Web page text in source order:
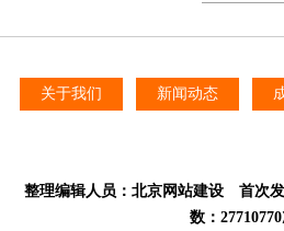
关于我们 新闻动态
整理编辑人员： 北京网站建设首次发
数：27710770